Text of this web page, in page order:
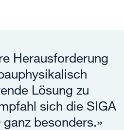
Herausforderung
Lösung zu
sich die SIGA
besonders.»